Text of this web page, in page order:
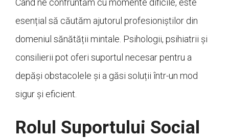
Când ne confruntăm cu momente dificile, este
esențial să căutăm ajutorul profesioniștilor din
domeniul sănătății mintale. Psihologii, psihiatrii și
consilierii pot oferi suportul necesar pentru a
depăși obstacolele și a găsi soluții într-un mod
sigur și eficient.
Rolul Suportului Social